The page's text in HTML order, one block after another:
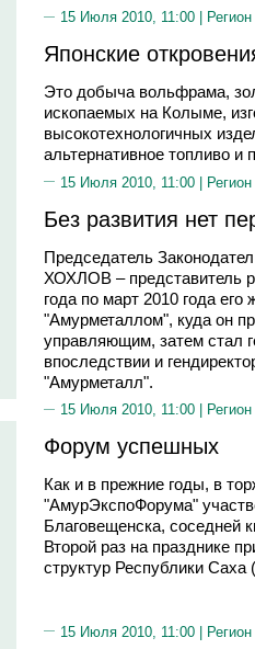
15 Июля 2010, 11:00 |
Японские
Это добыча вольфрама,
ископаемых на Колыме,
высокотехнологичных
альтернативное топливо и
15 Июля 2010, 11:00 |
Без развития нет
Председатель
ХОХЛОВ – представитель
года по март 2010 года
"Амурметаллом", куда он
управляющим, затем стал
впоследствии и
"Амурметалл".
15 Июля 2010, 11:00 |
Форум успешных
Как и в прежние годы, в
"АмурЭкспоФорума"
Благовещенска, соседней
Второй раз на празднике
структур Республики Саха
15 Июля 2010, 11:00 |